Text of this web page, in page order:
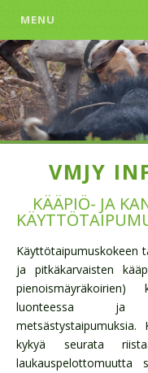
MENU
VMJY
KÄÄPIÖ- JA
Käyttötaipumuskokeen
ja pitkäkarvaisten
luonteessa ja
kykyä seurata
laukauspelottomuutta